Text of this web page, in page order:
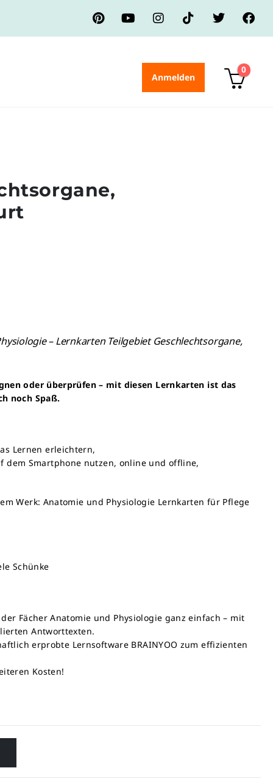
Anmelden
0
– Lernkarten Teilgebiet Geschlechtsorgane,
oder überprüfen – mit diesen Lernkarten ist das
noch Spaß.
Lernen erleichtern,
dem Smartphone nutzen, online und offline,
Werk: Anatomie und Physiologie Lernkarten für Pflege
Schünke
Fächer Anatomie und Physiologie ganz einfach – mit
Antworttexten.
erprobte Lernsoftware BRAINYOO zum effizienten
Kosten!